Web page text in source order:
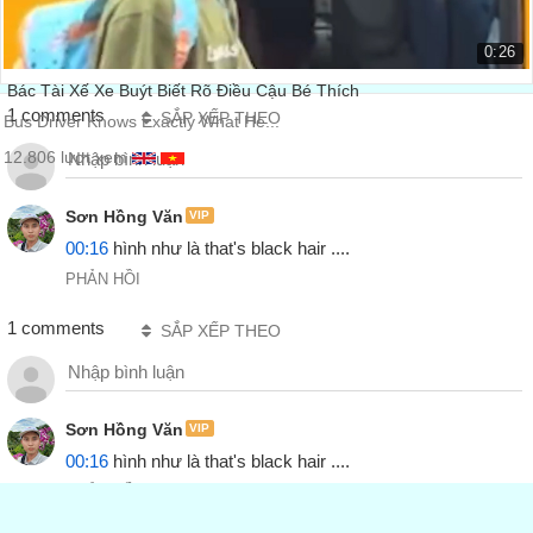
0:26
Bác Tài Xế Xe Buýt Biết Rõ Điều Cậu Bé Thích
Bus Driver Knows Exactly What He...
12.806 lượt xem
1 comments SẮP XẾP THEO
Sơn Hồng Văn VIP
00:16 hình như là that's black hair ....
PHẢN HỒI
1 comments SẮP XẾP THEO
Sơn Hồng Văn VIP
00:16 hình như là that's black hair ....